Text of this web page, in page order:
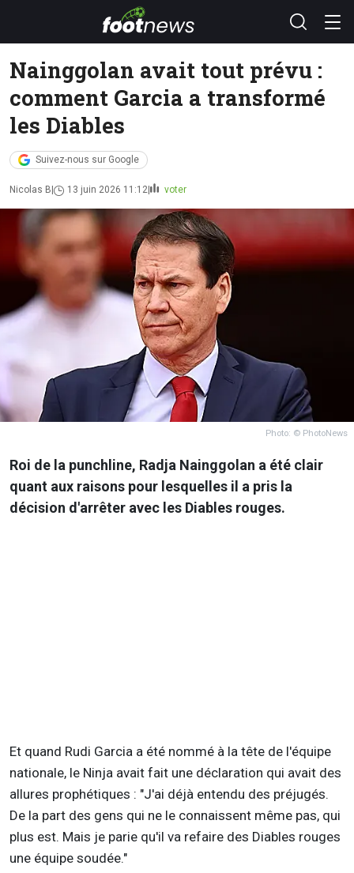
Nainggolan avait tout prévu :
comment Garcia a transformé
les Diables
Suivez-nous sur Google
Nicolas B 13 juin 2026 11:12 voter
Photo: © PhotoNews
Roi de la punchline, Radja Nainggolan a été clair
quant aux raisons pour lesquelles il a pris la
décision d'arrêter avec les Diables rouges.
Et quand Rudi Garcia a été nommé à la tête de l'équipe
nationale, le Ninja avait fait une déclaration qui avait des
allures prophétiques : "J'ai déjà entendu des préjugés.
De la part des gens qui ne le connaissent même pas, qui
plus est. Mais je parie qu'il va refaire des Diables rouges
une équipe soudée."